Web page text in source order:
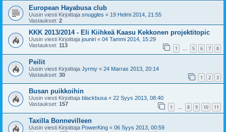
European Hayabusa club
Uusin viesti Kirjoittaja snuggles « 19 Helmi 2014, 21:55
Vastaukset: 2
KKK 2013/2014 - Eli Kiihkeä Kaasu Kekkonen projektitopic
Uusin viesti Kirjoittaja jouniri « 04 Tammi 2014, 15:29
Vastaukset: 113 1 … 5 6 7 8
Peilit
Uusin viesti Kirjoittaja Jyrmy « 24 Marras 2013, 20:14
Vastaukset: 30 1 2 3
Busan puikkoihin
Uusin viesti Kirjoittaja blackbusa « 22 Syys 2013, 08:40
Vastaukset: 157 1 … 8 9 10 11
Taxilla Bonnevilleen
Uusin viesti Kirjoittaja PowerKing « 06 Syys 2013, 00:59